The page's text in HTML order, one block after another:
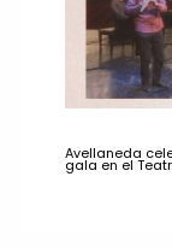
Avellaneda
gala en el